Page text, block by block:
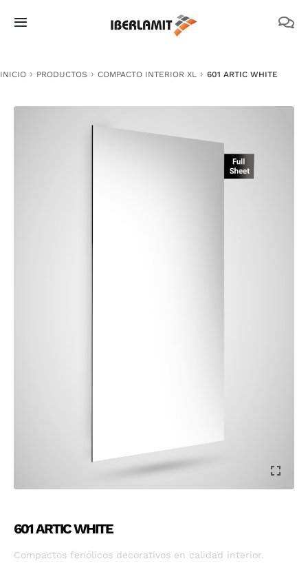
Toggle
NOSOTROS
INICIO PRODUCTOS COMPACTO INTERIOR XL 601 ARTIC WHITE
601 ARTIC WHITE
Compactos fenólicos decorativos en calidad interior.